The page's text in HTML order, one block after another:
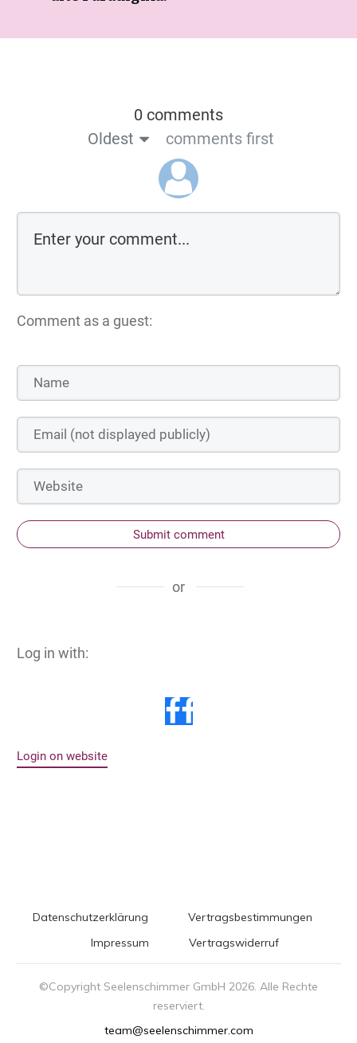
0 comments
Oldest
comments first
Comment as a guest:
Submit comment
or
Log in with:
Login on website
Datenschutzerklärung
Vertragsbestimmungen
Impressum
Vertragswiderruf
©Copyright Seelenschimmer GmbH 2026. Alle Rechte
reserviert.
team@seelenschimmer.com